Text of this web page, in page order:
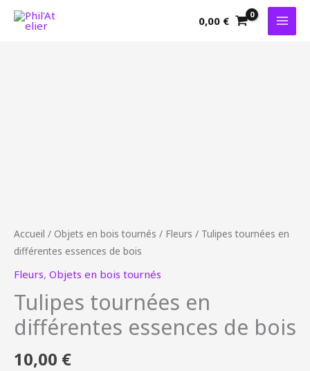
Aller
0,00 €
Accueil / Objets en bois tournés / Fleurs / Tulipes tournées en
différentes essences de bois
Fleurs, Objets en bois tournés
Tulipes tournées en
différentes essences de bois
10,00 €
bois